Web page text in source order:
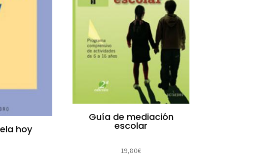
hoy
Guía de mediación
escolar
19,80€